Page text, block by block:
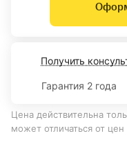
Получить
Гарантия 2 года
Цена действительна
может отличаться от